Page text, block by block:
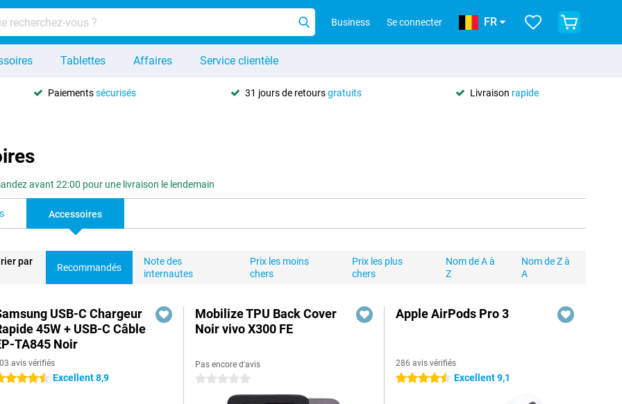
Business Se connecter FR
Tablettes Affaires Service clientèle
Paiementssécurisés 31 jours de retoursgratuits Livraison rapide
avant 22:00 pour une livraison le lendemain
Accessoires
par
Recommandés
Note des
internautes
Prix les moins
chers
Prix les plus
chers
Nom de A à
Z
Nom de Z à
A
USB-C Chargeur
45W + USB-C Câble
TA845 Noir
avis vérifiés
étoiles Excellent 8,9
Mobilize TPU Back Cover
Noir vivo X300 FE
Pas encore d'avis
0 étoiles
Apple AirPods Pro 3
286 avis vérifiés
4.5 étoiles Excellent 9,1